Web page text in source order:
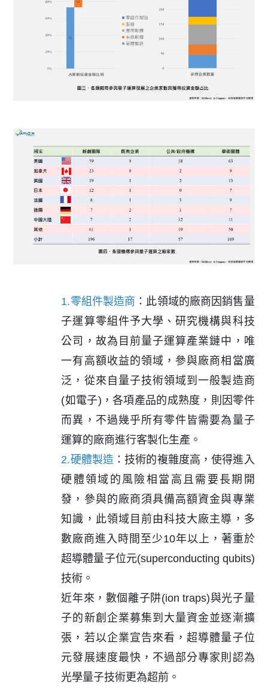
1.零組件製造商 ：此領域的廠商因銷售量
子運算零組件予大學、研究機構與科技
公司，故為目前量子運算產業鏈中，唯
一有高額收益的領域，參與廠商相當廣
泛，從來自量子技術領域到一般製造商
(如電子)，各項產品的成熟度，則因零件
而異，不過幾乎所有零件皆需要為量子
運算的廠商進行客製化生產。
2.硬體製造 ：技術的複雜度高，使得進入
硬體領域的風險相當高且需要長期開
發，參與的廠商須具備高額資金與專業
知識，此領域目前由科技大廠主導，多
數廠商進入時間至少10年以上，著重於
超導體量子位元(superconducting qubits)
技術。
近年來，數個離子阱(ion traps)與光子量
子的新創企業募集到大量資金並逐漸擴
張，若以企業宣告來看，超導體量子位
元發展速度最快，不過部分專家則認為
光學量子技術更為超前。